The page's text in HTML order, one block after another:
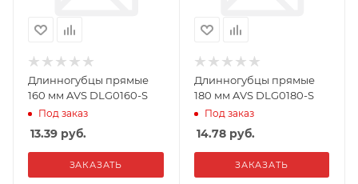
Длинногубцы прямые
160 мм AVS DLG0160-S
Под заказ
13.39 руб.
ЗАКАЗАТЬ
Длинногубцы прямые
180 мм AVS DLG0180-S
Под заказ
14.78руб.
ЗАКАЗАТЬ